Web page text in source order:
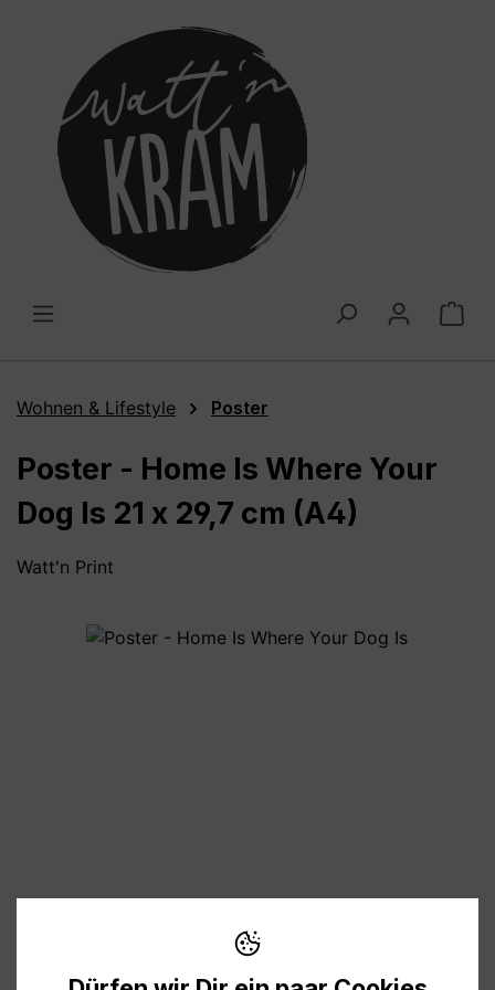
Wohnen & Lifestyle Poster
Poster - Home Is Where Your
Dog Is 21 x 29,7 cm (A4)
Watt'n Print
Bildergalerie überspringen
Preise inkl. MwSt. zzgl. Versandkosten